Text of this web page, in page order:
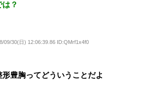
？
09/30(日) 12:06:39.86 ID:QMrf1x4f0
豊胸ってどういうことだよ